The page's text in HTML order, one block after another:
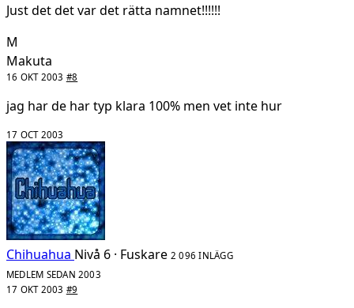
Just det det var det rätta namnet!!!!!!
M
Makuta
16 OKT 2003 #8
jag har de har typ klara 100% men vet inte hur
17 OCT 2003
Chihuahua Nivå 6 · Fuskare 2 096 INLÄGG
MEDLEM SEDAN 2003
17 OKT 2003 #9